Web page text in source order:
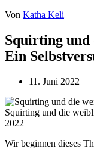
Von Katha Keli
Squirting
Ein
11. Juni 2022
Squirting und die
2022
Wir beginnen dieses